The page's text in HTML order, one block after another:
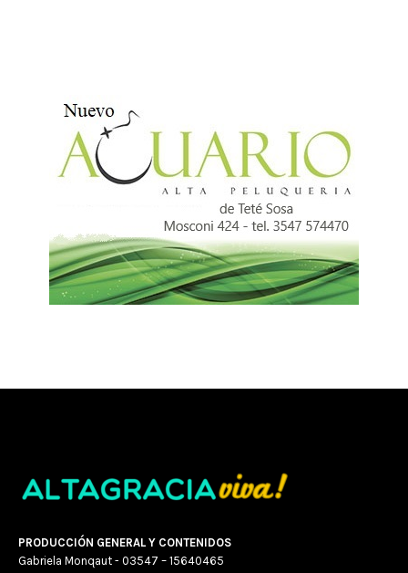
PRODUCCIÓN GENERAL Y CONTENIDOS
Gabriela Monqaut - 03547 – 15640465